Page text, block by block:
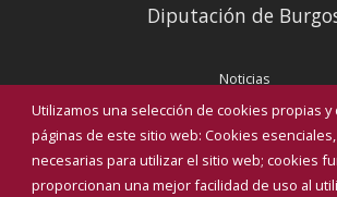
Utilizamos una selección de cookies propias
páginas de este sitio web: Cookies
necesarias para utilizar el sitio web; cookies
proporcionan una mejor facilidad de uso al
Diputación de
Noticias
Eventos
Corporación Municipal
Teléfonos de interés